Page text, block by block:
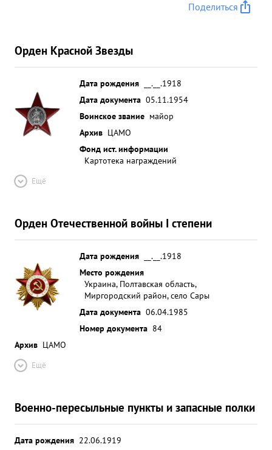
Поделиться
Орден Красной Звезды
Дата рождения
__.__.1918
Дата документа 05.11.1954
Воинское звание майор
Архив ЦАМО
Фонд ист. информации
Картотека награждений
Ещё
Орден Отечественной войны I степени
Дата рождения
__.__.1918
Место рождения
Украина, Полтавская область,
Миргородский район, село Сары
Дата документа 06.04.1985
Номер документа 84
Архив ЦАМО
Ещё
Военно-пересыльные пункты и запасные полки
Дата рождения 22.06.1919